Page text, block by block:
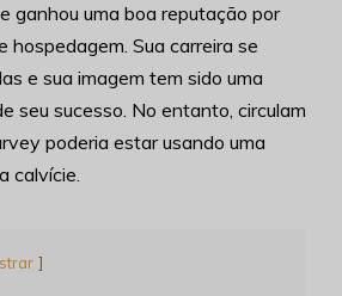
ganhou uma boa reputação por
hospedagem. Sua carreira se
e sua imagem tem sido uma
seu sucesso. No entanto, circulam
poderia estar usando uma
calvície.